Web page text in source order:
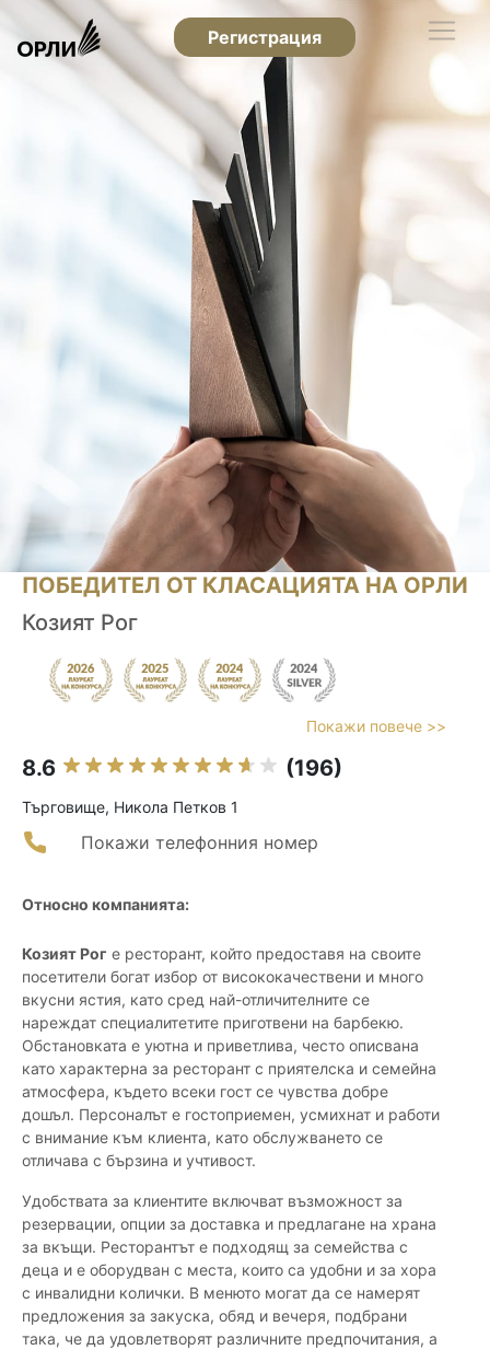
Регистрация
ПОБЕДИТЕЛ ОТ КЛАСАЦИЯТА НА ОРЛИ
Козият Рог
Покажи повече >>
8.6 (196)
Търговище, Никола Петков 1
Покажи телефонния номер
Относно компанията:
Козият Рог е ресторант, който предоставя на своите
посетители богат избор от висококачествени и много
вкусни ястия, като сред най-отличителните се
нареждат специалитетите приготвени на барбекю.
Обстановката е уютна и приветлива, често описвана
като характерна за ресторант с приятелска и семейна
атмосфера, където всеки гост се чувства добре
дошъл. Персоналът е гостоприемен, усмихнат и работи
с внимание към клиента, като обслужването се
отличава с бързина и учтивост.
Удобствата за клиентите включват възможност за
резервации, опции за доставка и предлагане на храна
за вкъщи. Ресторантът е подходящ за семейства с
деца и е оборудван с места, които са удобни и за хора
с инвалидни колички. В менюто могат да се намерят
предложения за закуска, обяд и вечеря, подбрани
така, че да удовлетворят различните предпочитания, а